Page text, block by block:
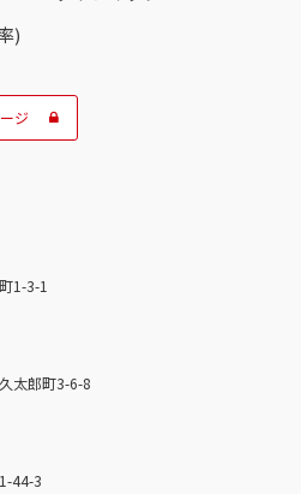
)
ジ
1-3-1
太郎町3-6-8
44-3